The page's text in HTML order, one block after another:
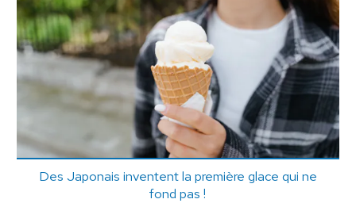
Des Japonais inventent la première glace qui ne
fond pas !